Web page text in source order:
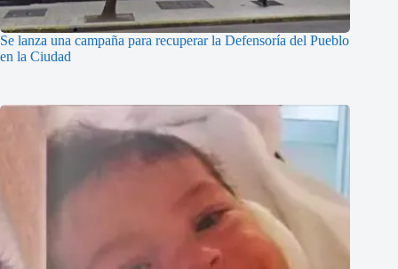
Se lanza una campaña para recuperar la Defensoría del Pueblo
en la Ciudad